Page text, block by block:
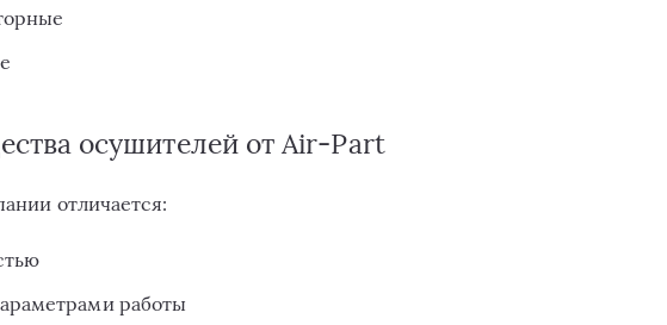
осушителей от Air-Part
отличается:
работы